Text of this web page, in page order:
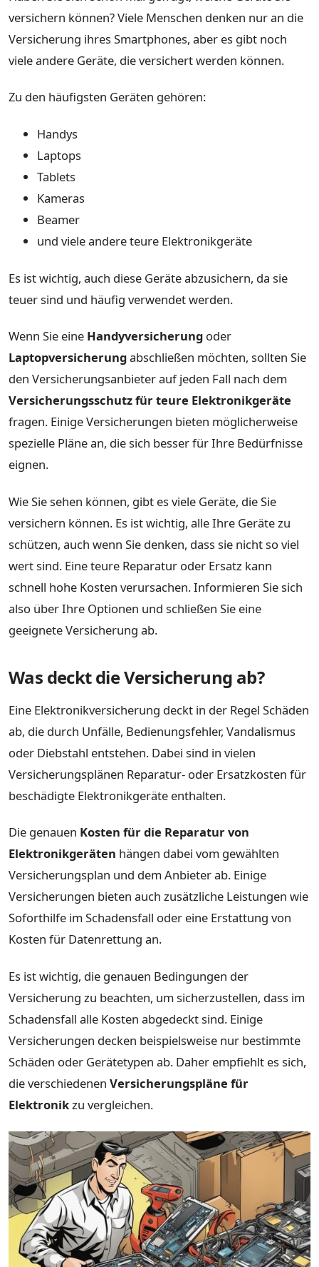
versichern können? Viele Menschen denken nur an die
Versicherung ihres Smartphones, aber es gibt noch
viele andere Geräte, die versichert werden können.
Zu den häufigsten Geräten gehören:
Handys
Laptops
Tablets
Kameras
Beamer
und viele andere teure Elektronikgeräte
Es ist wichtig, auch diese Geräte abzusichern, da sie
teuer sind und häufig verwendet werden.
Wenn Sie eine Handyversicherung oder
Laptopversicherungabschließen möchten, sollten Sie
den Versicherungsanbieter auf jeden Fall nach dem
Versicherungsschutz für teure Elektronikgeräte
fragen. Einige Versicherungen bieten möglicherweise
spezielle Pläne an, die sich besser für Ihre Bedürfnisse
eignen.
Wie Sie sehen können, gibt es viele Geräte, die Sie
versichern können. Es ist wichtig, alle Ihre Geräte zu
schützen, auch wenn Sie denken, dass sie nicht so viel
wert sind. Eine teure Reparatur oder Ersatz kann
schnell hohe Kosten verursachen. Informieren Sie sich
also über Ihre Optionen und schließen Sie eine
geeignete Versicherung ab.
Was deckt die Versicherung ab?
Eine Elektronikversicherung deckt in der Regel Schäden
ab, die durch Unfälle, Bedienungsfehler, Vandalismus
oder Diebstahl entstehen. Dabei sind in vielen
Versicherungsplänen Reparatur- oder Ersatzkosten für
beschädigte Elektronikgeräte enthalten.
Die genauen Kosten für die Reparatur von
Elektronikgeräten hängen dabei vom gewählten
Versicherungsplan und dem Anbieter ab. Einige
Versicherungen bieten auch zusätzliche Leistungen wie
Soforthilfe im Schadensfall oder eine Erstattung von
Kosten für Datenrettung an.
Es ist wichtig, die genauen Bedingungen der
Versicherung zu beachten, um sicherzustellen, dass im
Schadensfall alle Kosten abgedeckt sind. Einige
Versicherungen decken beispielsweise nur bestimmte
Schäden oder Gerätetypen ab. Daher empfiehlt es sich,
die verschiedenen Versicherungspläne für
Elektronikzu vergleichen.